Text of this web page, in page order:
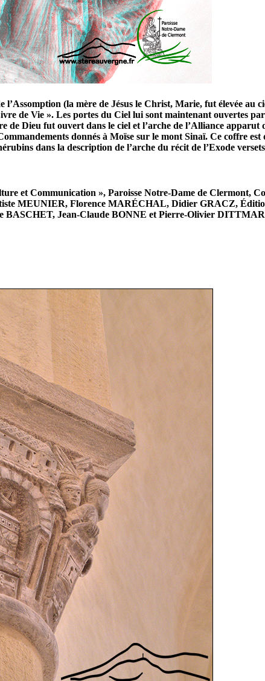
(la mère de Jésus le Christ, Marie, fut élevée au
de Vie ». Les portes du Ciel lui sont maintenant ouvertes
Dieu fut ouvert dans le ciel et l’arche de l’Alliance apparut
donnés à Moïse sur le mont Sinaï. Ce coffre
dans la description de l’arche du récit de l’Exode
et Communication », Paroisse Notre-Dame de Clermont,
MEUNIER, Florence MARÉCHAL, Didier GRACZ,
BASCHET, Jean-Claude BONNE et Pierre-Olivier